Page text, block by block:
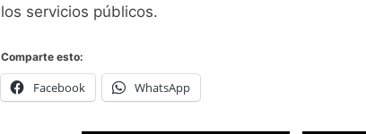
los servicios públicos.
Comparte esto:
Facebook WhatsApp